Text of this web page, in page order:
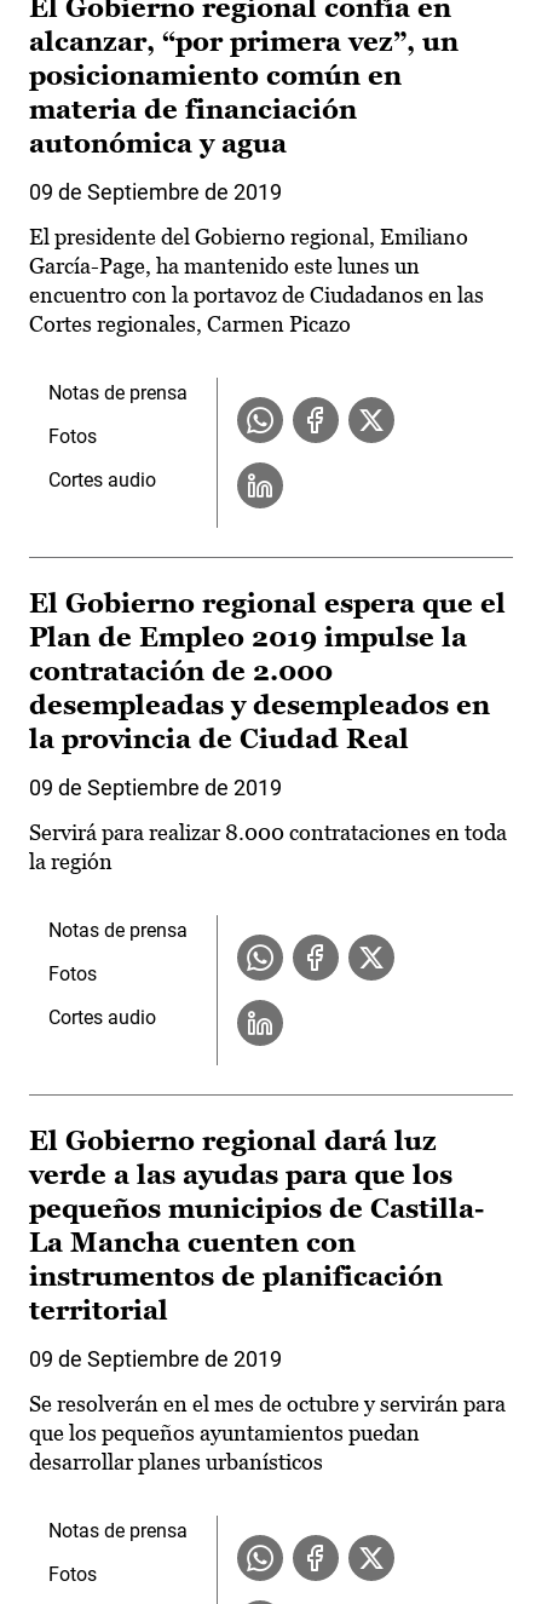
El Gobierno regional confía en
alcanzar, “por primera vez”, un
posicionamiento común en
materia de financiación
autonómica y agua
09 de Septiembre de 2019
El presidente del Gobierno regional, Emiliano
García-Page, ha mantenido este lunes un
encuentro con la portavoz de Ciudadanos en las
Cortes regionales, Carmen Picazo
Notas de prensa
Fotos
Cortes audio
El Gobierno regional espera que el
Plan de Empleo 2019 impulse la
contratación de 2.000
desempleadas y desempleados en
la provincia de Ciudad Real
09 de Septiembre de 2019
Servirá para realizar 8.000 contrataciones en toda
la región
Notas de prensa
Fotos
Cortes audio
El Gobierno regional dará luz
verde a las ayudas para que los
pequeños municipios de Castilla-
La Mancha cuenten con
instrumentos de planificación
territorial
09 de Septiembre de 2019
Se resolverán en el mes de octubre y servirán para
que los pequeños ayuntamientos puedan
desarrollar planes urbanísticos
Notas de prensa
Fotos